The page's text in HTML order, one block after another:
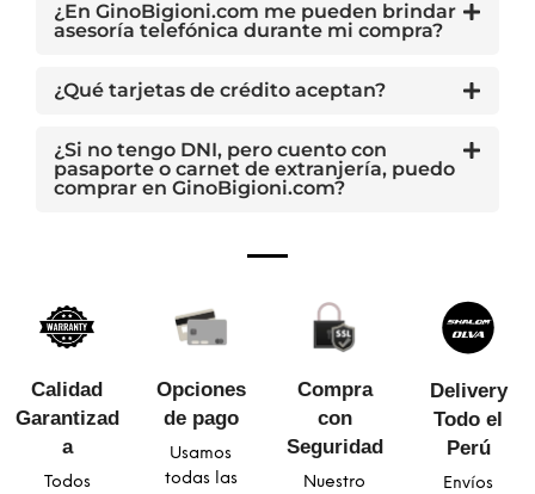
¿En GinoBigioni.com me pueden brindar
asesoría telefónica durante mi compra?
¿Qué tarjetas de crédito aceptan?
¿Si no tengo DNI, pero cuento con
pasaporte o carnet de extranjería, puedo
comprar en GinoBigioni.com?
Calidad
Garantizad
a​
Todos
Opciones
de pago
Usamos
todas las
Compra
con
Seguridad​
Nuestro
Delivery
Todo el
Perú
Envíos